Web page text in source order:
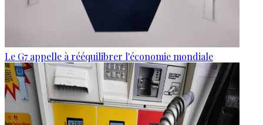
Le G7 appelle à rééquilibrer l'économie mondiale